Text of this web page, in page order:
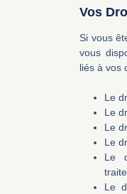
Vos
Si vous
vous
liés à vos
Le
Le
Le
Le
Le
Le